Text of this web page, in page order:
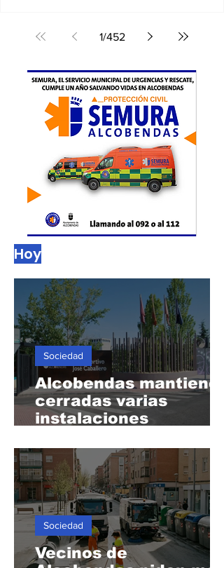
30/07/2026. Los socialistas aseguran haber
zonas
1 /452
Hoy
Alcobendas mantiene
cerradas varias
instalaciones
deportivas en agosto